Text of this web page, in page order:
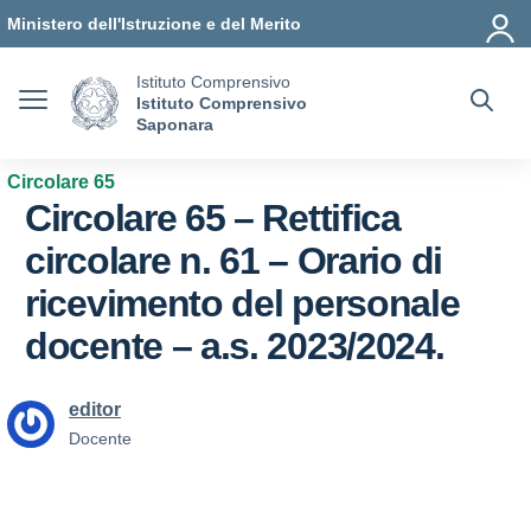
Ministero dell'Istruzione e del Merito
Istituto Comprensivo
Istituto Comprensivo
Saponara
Circolare 65
Circolare 65 – Rettifica
circolare n. 61 – Orario di
ricevimento del personale
docente – a.s. 2023/2024.
editor
Docente